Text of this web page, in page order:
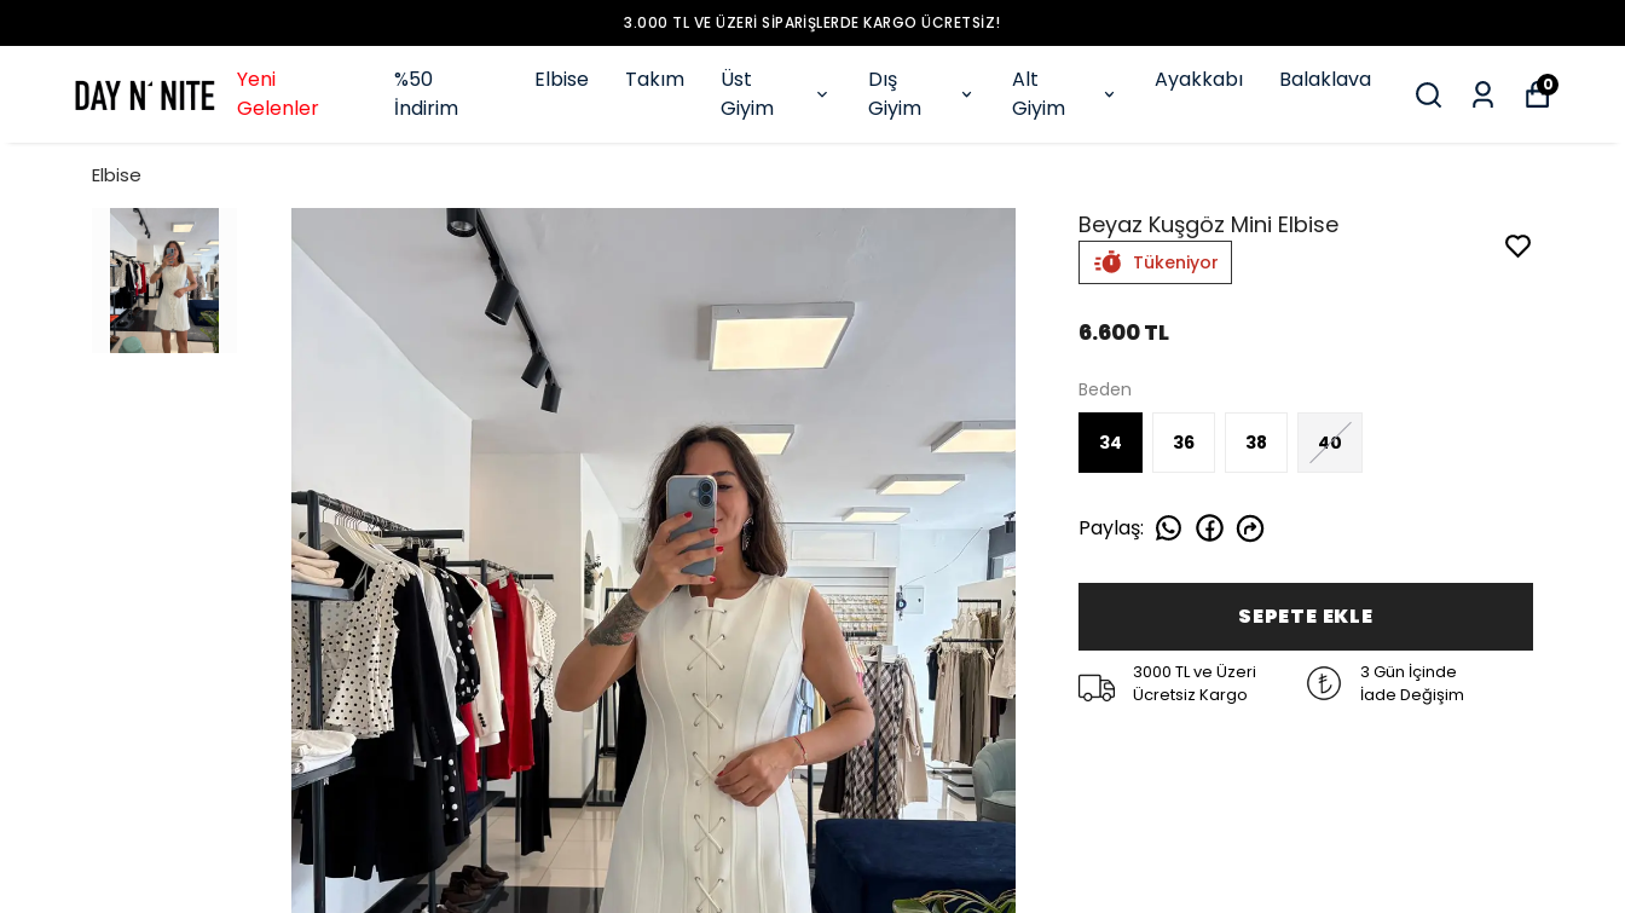
3.000 TL VE ÜZERI SIPARIŞLERDE KARGO ÜCRETSIZ!
Yeni
Gelenler
%50
İndirim
Elbise Takım
Üst
Giyim
Dış
Giyim
Alt
Giyim
Ayakkabı Balaklava 0
Elbise
Beyaz Kuşgöz Mini Elbise
Tükeniyor
6.600 TL
Beden
34 36 38 40
Paylaş:
SEPETE EKLE
3000 TL ve Üzeri
Ücretsiz Kargo
3 Gün İçinde
İade Değişim